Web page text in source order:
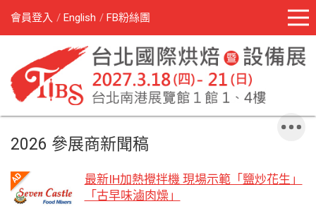
會員登入 English FB粉絲團
2026 參展商新聞稿
最新IH加熱攪拌機 現場示範「鹽炒花生」
「古早味滷肉燥」